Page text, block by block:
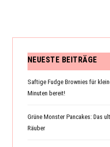
NEUESTE BEITRÄGE
Saftige Fudge Brownies für
Minuten bereit!
Grüne Monster Pancakes: Das
Räuber